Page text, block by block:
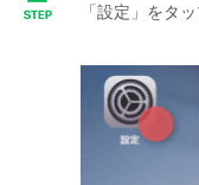
「設定」をタ